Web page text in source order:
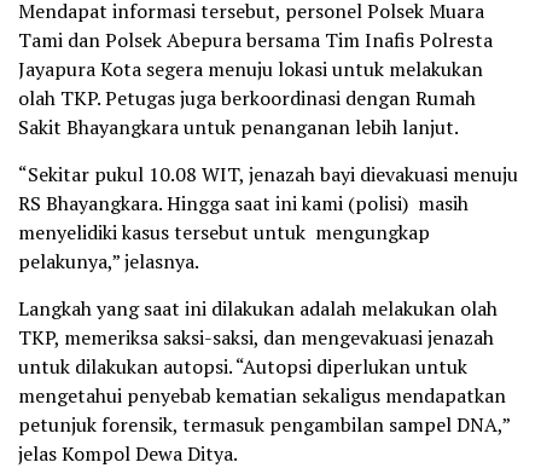
Mendapat informasi tersebut, personel Polsek Muara
Tami dan Polsek Abepura bersama Tim Inafis Polresta
Jayapura Kota segera menuju lokasi untuk melakukan
olah TKP. Petugas juga berkoordinasi dengan Rumah
Sakit Bhayangkara untuk penanganan lebih lanjut.
“Sekitar pukul 10.08 WIT, jenazah bayi dievakuasi menuju
RS Bhayangkara. Hingga saat ini kami (polisi) masih
menyelidiki kasus tersebut untuk mengungkap
pelakunya,” jelasnya.
Langkah yang saat ini dilakukan adalah melakukan olah
TKP, memeriksa saksi-saksi, dan mengevakuasi jenazah
untuk dilakukan autopsi. “Autopsi diperlukan untuk
mengetahui penyebab kematian sekaligus mendapatkan
petunjuk forensik, termasuk pengambilan sampel DNA,”
jelas Kompol Dewa Ditya.